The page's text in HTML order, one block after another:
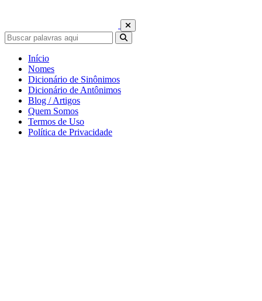
Início
Nomes
Dicionário de Sinônimos
Dicionário de Antônimos
Blog / Artigos
Quem Somos
Termos de Uso
Política de Privacidade